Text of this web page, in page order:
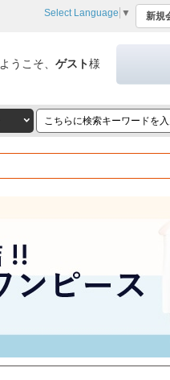
新規
Select Language ▼
ようこそ、 ゲスト様